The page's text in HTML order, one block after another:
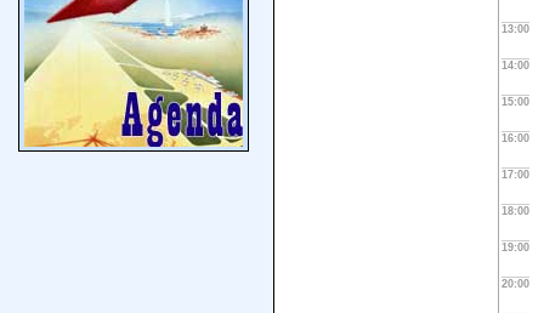
13:00
14:00
15:00
16:00
17:00
18:00
19:00
20:00